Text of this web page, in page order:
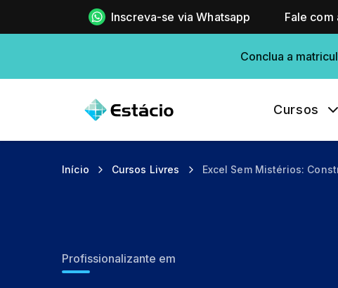
Inscreva-se via Whatsapp Fale com
Conclua a
Cursos
Início Cursos Livres Excel Sem Mistérios:
Profissionalizante em